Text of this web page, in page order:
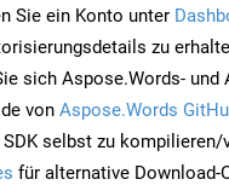
Sie ein Konto unter
zu
sich Aspose.Words- und
von Aspose.Words
selbst zu
für alternative Download-